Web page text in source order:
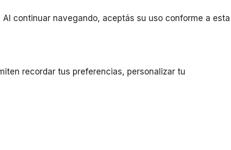
continuar navegando, aceptás su uso conforme a esta
recordar tus preferencias, personalizar tu